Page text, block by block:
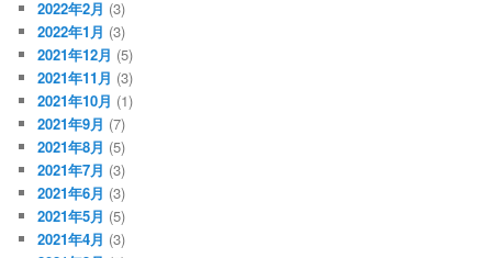
2022年2月 (3)
2022年1月 (3)
2021年12月 (5)
2021年11月 (3)
2021年10月 (1)
2021年9月 (7)
2021年8月 (5)
2021年7月 (3)
2021年6月 (3)
2021年5月 (5)
2021年4月 (3)